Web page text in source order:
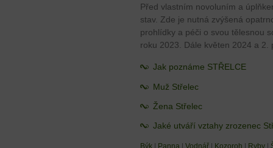
Před vlastním novoluním a
stav. Zde je nutná zvýšená
prohlídky a péči o svou tělesnou
roku 2023. Dále květen 2024 a
Jak poznáme STŘELCE
Muž Střelec
Žena Střelec
Jaké utváří vztahy zrozenec
Býk Panna Vodnář Kozoroh Ryby